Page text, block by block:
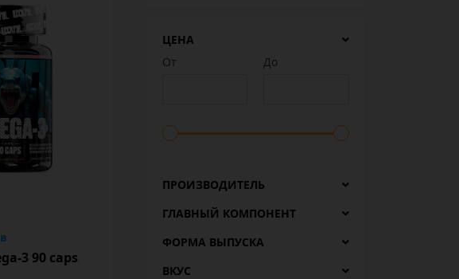
ЦЕНА
От
До
ПРОИЗВОДИТЕЛЬ
ГЛАВНЫЙ КОМПОНЕНТ
ФОРМА ВЫПУСКА
ВКУС
3 90 caps